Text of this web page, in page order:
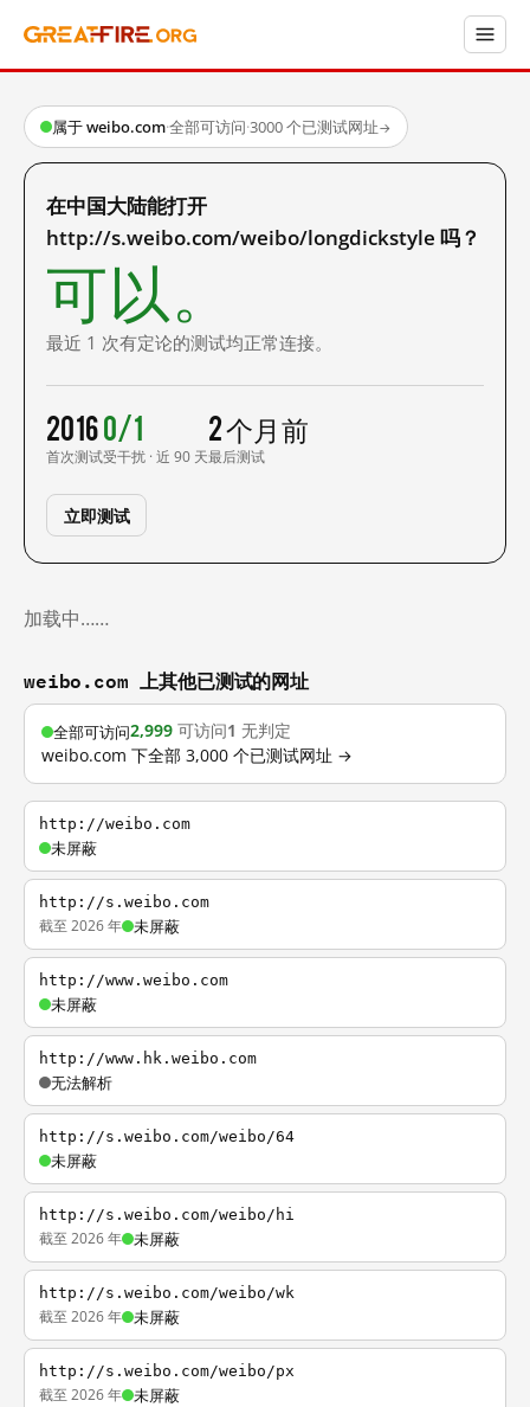
属于 weibo.com·全部可访问·3000 个已测试网址→
在中国大陆能打开
http://s.weibo.com/weibo/longdickstyle 吗？
可以。
最近 1 次有定论的测试均正常连接。
2016
首次测试
0/1
受干扰 · 近 90 天
2 个月前
最后测试
立即测试
加载中……
weibo.com 上其他已测试的网址
全部可访问2,999 可访问1 无判定
weibo.com 下全部 3,000 个已测试网址 →
http://weibo.com
未屏蔽
http://s.weibo.com
截至 2026 年 未屏蔽
http://www.weibo.com
未屏蔽
http://www.hk.weibo.com
无法解析
http://s.weibo.com/weibo/64
未屏蔽
http://s.weibo.com/weibo/hi
截至 2026 年 未屏蔽
http://s.weibo.com/weibo/wk
截至 2026 年 未屏蔽
http://s.weibo.com/weibo/px
截至 2026 年 未屏蔽